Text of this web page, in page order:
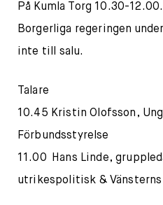
På Kumla Torg 10.30-
Borgerliga regeringen
inte till salu.
Talare
10.45 Kristin Olofsson,
Förbundsstyrelse
11.00 Hans Linde,
utrikespolitisk & Vänsterns